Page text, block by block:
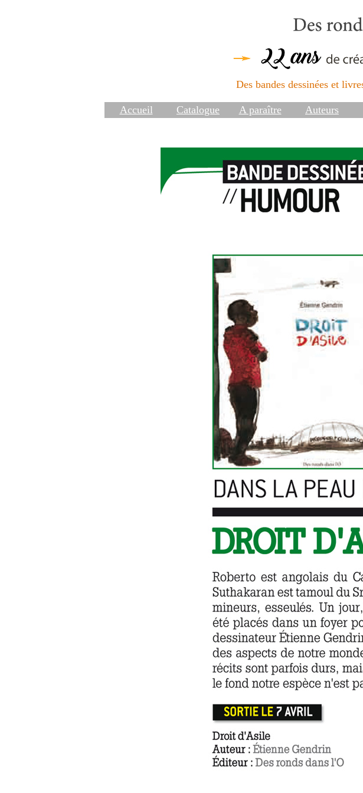
Des bandes dessinées et
Accueil Catalogue A paraître Auteurs